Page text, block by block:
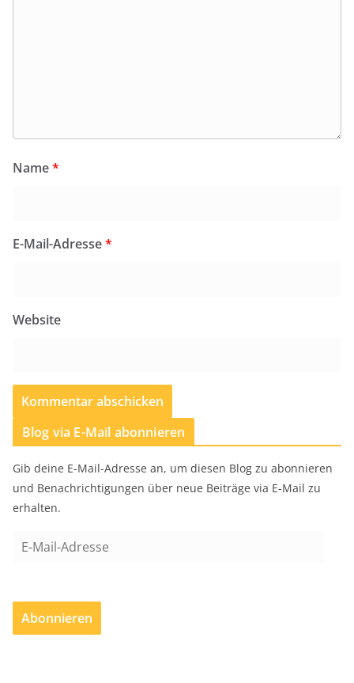
Name*
E-Mail-Adresse*
Website
Blog via E-Mail abonnieren
Gib deine E-Mail-Adresse an, um diesen Blog zu abonnieren
und Benachrichtigungen über neue Beiträge via E-Mail zu
erhalten.
a
l
Abonnieren